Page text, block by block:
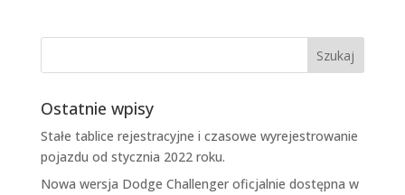
Ostatnie wpisy
Stałe tablice rejestracyjne i czasowe wyrejestrowanie
pojazdu od stycznia 2022 roku.
Nowa wersja Dodge Challenger oficjalnie dostępna w